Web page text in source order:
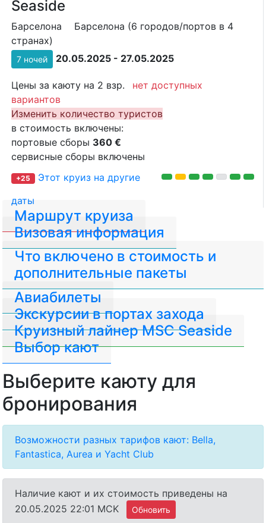
Seaside
Барселона
Барселона (6 городов/портов в 4
странах)
7 ночей 20.05.2025 - 27.05.2025
Цены за каюту на 2 взр.
нет доступных
вариантов
Изменить количество туристов
в стоимость включены:
портовые сборы 360 €
сервисные сборы включены
+25
Этот круиз на другие
даты
Маршрут круиза
Визовая информация
Авиабилеты
Что включено в стоимость и
дополнительные пакеты
Экскурсии в портах захода
Круизный лайнер MSC Seaside
Выбор кают
Выберите каюту для
бронирования
Возможности разных тарифов кают: Bella,
Fantastica, Aurea и Yacht Club
Наличие кают и их стоимость приведены на
20.05.2025 22:01 MCK
Обновить